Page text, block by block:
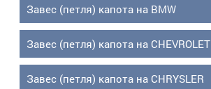
Завес (петля) капота на BMW
Завес (петля) капота на CHEVROLET
Завес (петля) капота на CHRYSLER